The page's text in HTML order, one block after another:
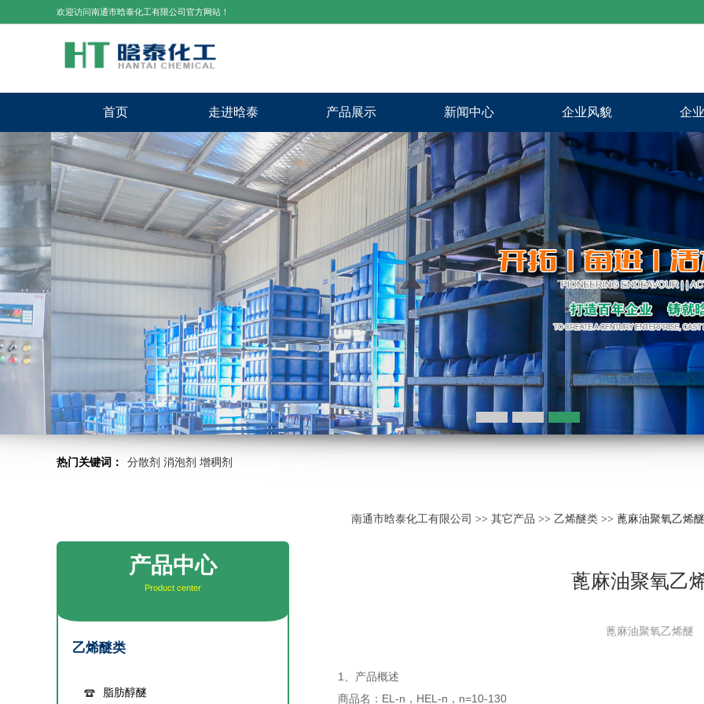
欢迎访问南通市晗泰化工有限公司官方网站！
首页 走进晗泰 产品展示 新闻中心 企业风貌 企
热门关键词： 分散剂 消泡剂 增稠剂
南通市晗泰化工有限公司 >> 其它产品 >> 乙烯醚类 >> 蓖麻油聚氧乙烯醚
蓖麻油聚氧乙
蓖麻油聚氧乙烯醚
1、产品概述
商品名：EL-n，HEL-n，n=10-130
产品中心
Product center
乙烯醚类
脂肪醇醚